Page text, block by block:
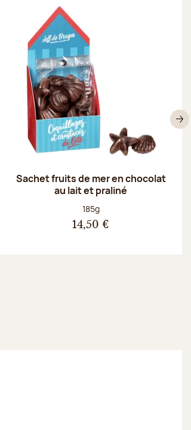
Sachet fruits de mer en chocolat
au lait et praliné
Poids net :
185g
14,50 €